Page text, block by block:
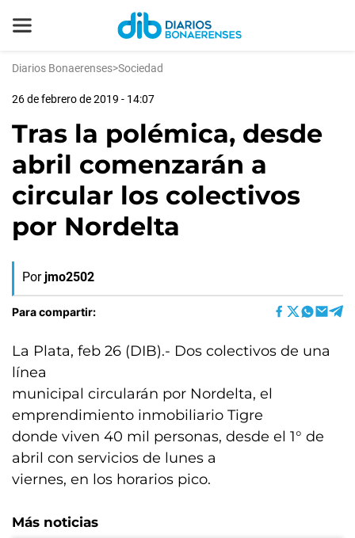
Diarios Bonaerenses>Sociedad
26 de febrero de 2019 - 14:07
Tras la polémica, desde
abril comenzarán a
circular los colectivos
por Nordelta
Por jmo2502
Para compartir:
La Plata, feb 26 (DIB).- Dos colectivos de una
línea
municipal circularán por Nordelta, el
emprendimiento inmobiliario Tigre
donde viven 40 mil personas, desde el 1° de
abril con servicios de lunes a
viernes, en los horarios pico.
Más noticias